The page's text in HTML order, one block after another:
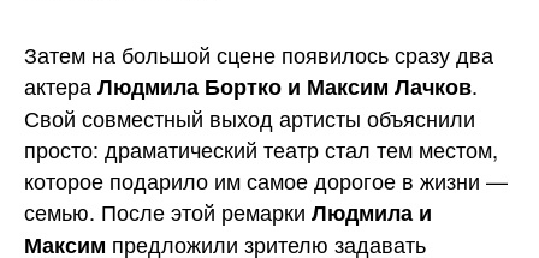
Затем на большой сцене появилось сразу два
актераЛюдмила Бортко и Максим Лачков.
Свой совместный выход артисты объяснили
просто: драматический театр стал тем местом,
которое подарило им самое дорогое в жизни —
семью. После этой ремарки Людмила и
Максим предложили зрителю задавать